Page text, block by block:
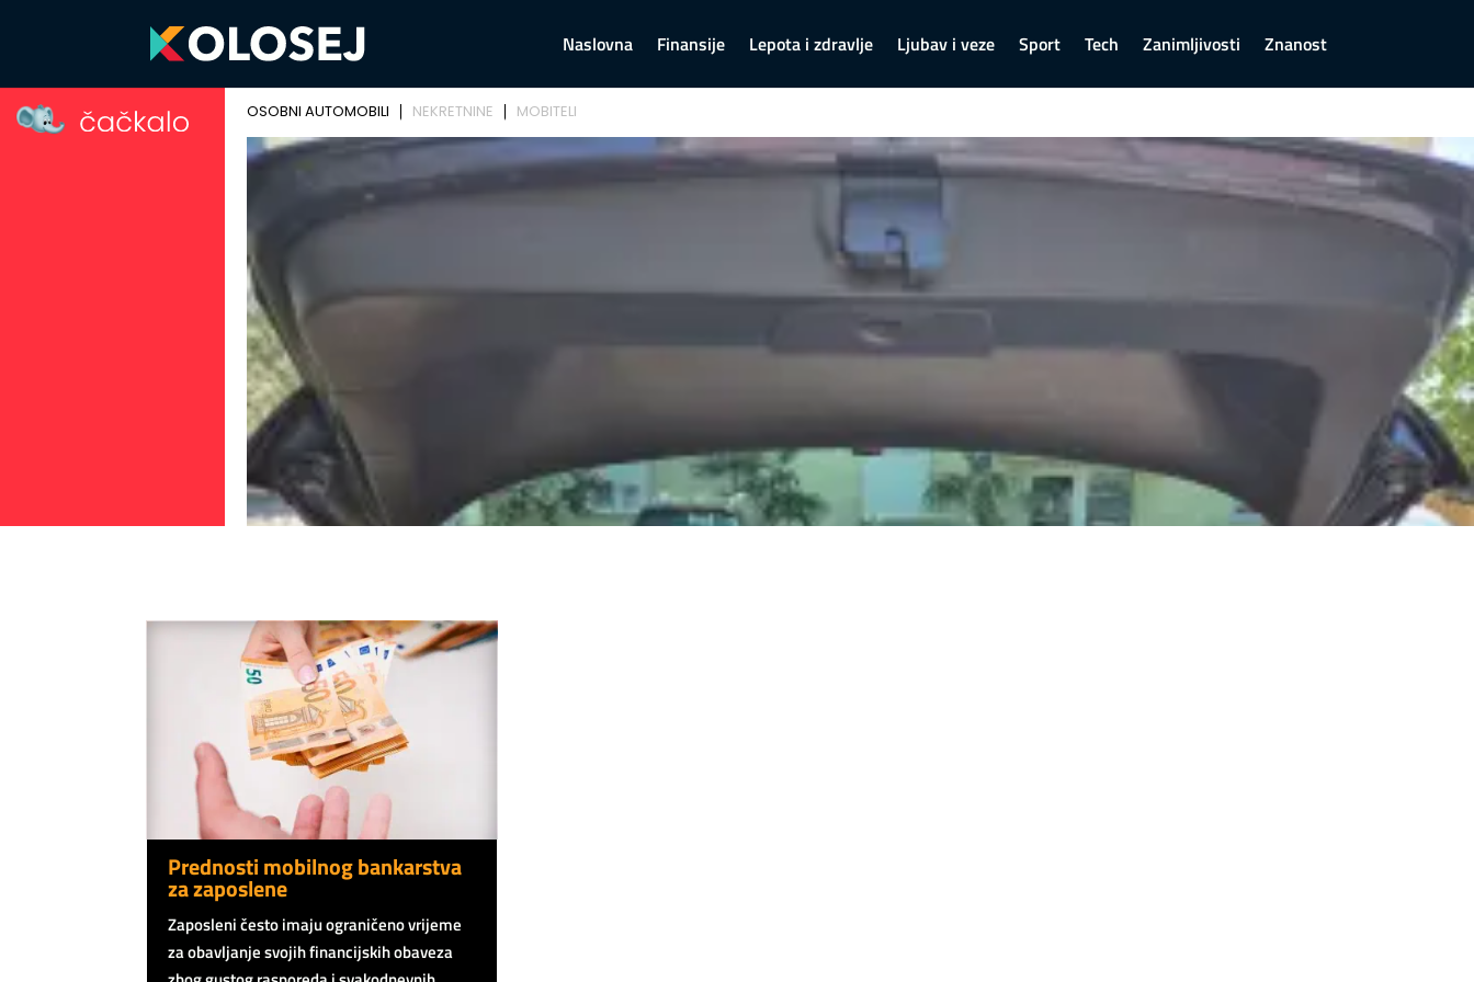
Naslovna Finansije Lepota i zdravlje Ljubav i veze Sport Tech Zanimljivosti Znanost
Prednosti mobilnog bankarstva
za zaposlene
Zaposleni često imaju ograničeno vrijeme
za obavljanje svojih financijskih obaveza